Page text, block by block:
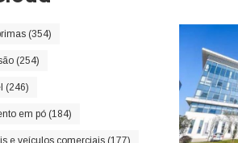
(354)
(254)
(246)
em pó (184)
e veículos comerciais (177)